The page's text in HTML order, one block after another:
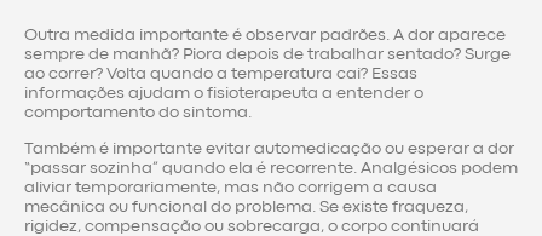
Outra medida importante é observar padrões. A dor aparece
sempre de manhã? Piora depois de trabalhar sentado? Surge
ao correr? Volta quando a temperatura cai? Essas
informações ajudam o fisioterapeuta a entender o
comportamento do sintoma.
Também é importante evitar automedicação ou esperar a dor
“passar sozinha” quando ela é recorrente. Analgésicos podem
aliviar temporariamente, mas não corrigem a causa
mecânica ou funcional do problema. Se existe fraqueza,
rigidez, compensação ou sobrecarga, o corpo continuará